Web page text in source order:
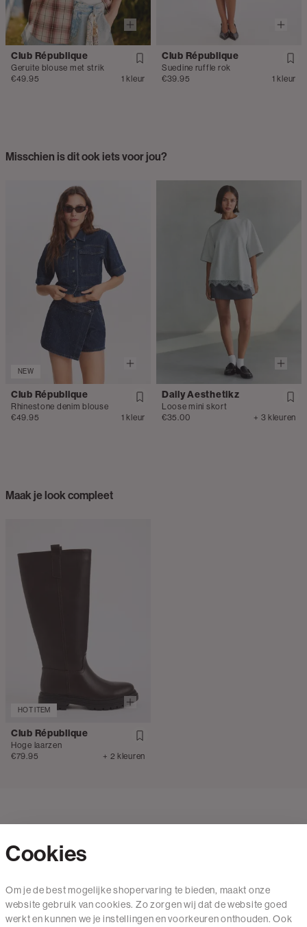
Club République
Geruite blouse met strik
€49.95
1 kleur
Club République
Suedine ruffle rok
€39.95
1 kleur
Misschien is dit ook iets voor jou?
NEW
Club République
Rhinestone denim blouse
€49.95
1 kleur
Daily Aesthetikz
Loose mini skort
€35.00
+ 3 kleuren
Maak je look compleet
HOT ITEM
Club République
Hoge laarzen
€79.95
+ 2 kleuren
Mail ons
020 - 3412 650
Cookies
Om je de best mogelijke shopervaring te bieden, maakt onze
website gebruik van cookies. Zo zorgen wij dat de website goed
werkt en kunnen we je instellingen en voorkeuren onthouden. Ook